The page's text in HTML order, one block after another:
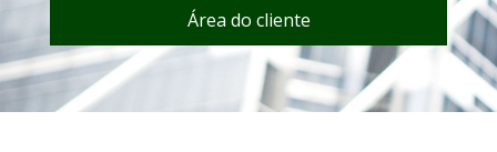
Área do cliente